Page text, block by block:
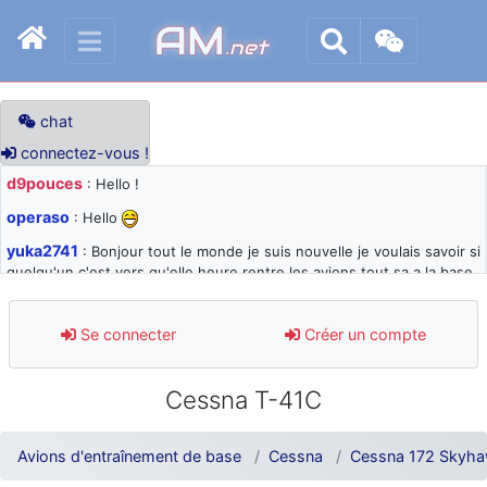
AM.net
chat
connectez-vous !
d9pouces : Hello !
operaso : Hello
yuka2741 : Bonjour tout le monde je suis nouvelle je voulais savoir si
quelqu'un c'est vers qu'elle heure rentre les avions tout sa a la base
d9pouces: désolé pour les quelques blocages du site ces derniers
jours : je teste des méthodes contre le spam et les bots trop nocifs
: Super, la nouvelle bannière
d9pouces: je suis un avion@,._,+ > lesquels ? je ne suis pas sûr de
comprendre
Se connecter Créer un compte
Cessna T-41C
Avions d'entraînement de base Cessna Cessna 172